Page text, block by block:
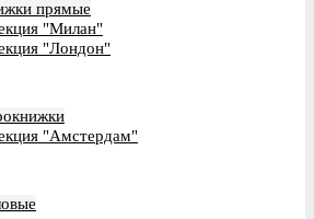
прямые
"Милан"
"Лондон"
"Амстердам"